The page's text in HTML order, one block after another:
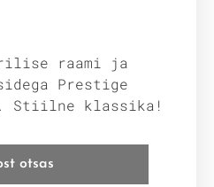
raami ja
Prestige
Stiilne klassika!
otsas